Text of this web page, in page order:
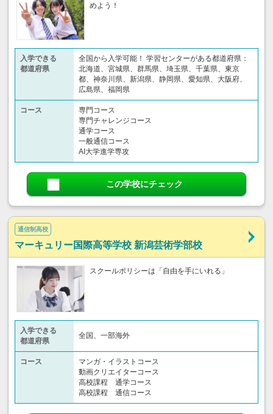
めよう！
入学できる
都道府県
全国から入学可能！ 学習センターがある都道府県：
北海道、宮城県、群馬県、埼玉県、千葉県、東京
都、神奈川県、新潟県、静岡県、愛知県、大阪府、
広島県、福岡県
コース
専門コース
専門チャレンジコース
通学コース
一般通信コース
AI大学進学専攻
この学校にチェック
通信制高校
マーキュリー国際高等学校 新潟芸術学部校
スクールポリシーは「自由を手にいれる」
入学できる
都道府県
全国、一部海外
コース
マンガ・イラストコース
動画クリエイターコース
高校課程 通学コース
高校課程 通信コース